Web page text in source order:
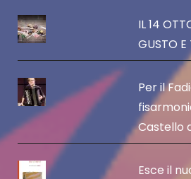
IL 14
GUSTO E
Per il
Castello
Esce il